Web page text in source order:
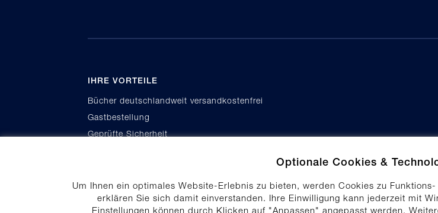
Optionale Cookies &
Um Ihnen ein optimales Website-Erlebnis zu bieten, werden Cookies zu
erklären Sie sich damit einverstanden. Ihre Einwilligung kann jederzeit mit
Einstellungen können durch Klicken auf "Anpassen" angepasst werden.
IHRE VORTEILE
Bücher deutschlandweit versandkostenfrei
Gastbestellung
Geprüfte Sicherheit